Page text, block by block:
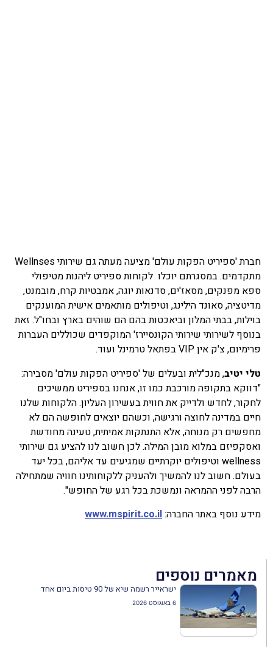
חברת 'ספיריט הפקות עולם' מציעה מעתה גם שירותי Wellnses
מתקדמים. במסגרתם יוכלו לקוחות ספיריט ליהנות מטיפולי
ספא מפנקים, מסאז'ים, סדנאות יוגה, אמבטיות קרח, מובמנט,
מדיטציה, סאונד הילינג, וטיפולים מותאמים אישית המוענקים
בוילות, בבתי המלון וביאכטות בהם הם שוהים בארץ ובחו"ל. זאת
בנוסף לשירותי שירותי הקונסיירז' המוקפדים שכוללים העברות
פרימיום, צ'ק אין VIP בפתאל טרמינל ועוד.
טלי יטיב, מנכ"לית ובעלים של 'ספיריט הפקות עולם' מסבירה:
"דווקא בתקופה מורכבת כמו זו, אנחנו בספיריט ממשיכים
לחקור, לחדש ולדייק את חווית בעשירון העליון. הלקוחות שלנו
חיים במדינה לחוצה ורגישה, וכשהם יוצאים לחופשה הם לא
מחפשים רק מנוחה, אלא התנתקות אמיתית, טעינה מחודשת
ואסקפיזם במלוא מובן המילה. לכן חשוב לנו להציע גם שירותי
wellness וטיפולים יוקרתיים שמגיעים עד אליהם, בכל יעד
בעולם. חשוב לנו להמשיך ולהעניק ללקוחותינו חוויה שמתחילה
הרבה לפני ההמראה ונמשכת בכל רגע של החופש".
מידע נוסף באתר החברה:www.mspirit.co.il
מאמרים נוספים
ישראייר רשמה שיא של 90 טיסות ביום אחד
6 באוגוסט 2026